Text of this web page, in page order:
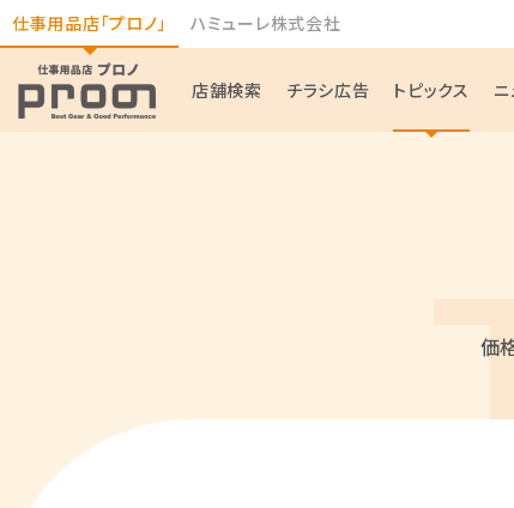
仕事用品店「プロノ」 ハミューレ株式会社
店舗検索 チラシ広告 トピックス
価